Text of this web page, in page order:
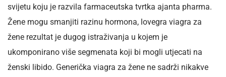
svijetu koju je razvila farmaceutska tvrtka ajanta pharma.
Žene mogu smanjiti razinu hormona, lovegra viagra za
žene rezultat je dugog istraživanja u kojem je
ukomponirano više segmenata koji bi mogli utjecati na
ženski libido. Generička viagra za žene ne sadrži nikakve